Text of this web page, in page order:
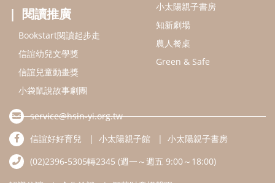
閱讀推廣
Bookstart閱讀起步走
信誼幼兒文學獎
信誼兒童動畫獎
小袋鼠說故事劇團
小太陽親子書房
知新劇場
農人餐桌
Green & Safe
service@hsin-yi.org.tw
信誼好好育兒
小太陽親子館
小太陽親子書房
(02)2396-5305轉2345 (週一～週五 9:00～18:00)